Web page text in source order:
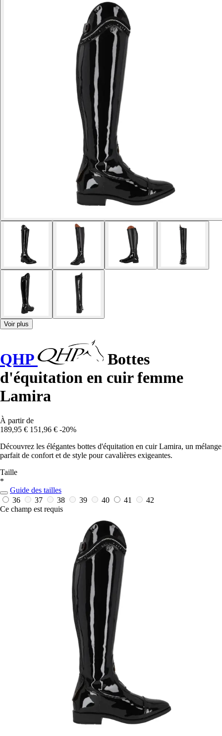
Voir plus
QHP
Bottes
d'équitation en cuir femme
Lamira
À partir de
189,95 € 151,96 € -20%
Découvrez les élégantes bottes d'équitation en cuir Lamira, un mélange
parfait de confort et de style pour cavalières exigeantes.
Taille
*
Guide des tailles
36
37 38 39 40 41
42
Ce champ est requis